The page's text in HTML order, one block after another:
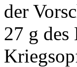
der
27 g des